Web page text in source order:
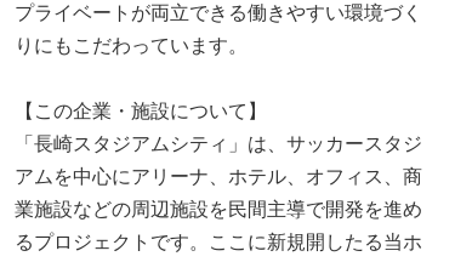
プライベートが両立できる働きやすい環境づく
りにもこだわっています。
【この企業・施設について】
「長崎スタジアムシティ」は、サッカースタジ
アムを中心にアリーナ、ホテル、オフィス、商
業施設などの周辺施設を民間主導で開発を進め
るプロジェクトです。ここに新規開したる当ホ